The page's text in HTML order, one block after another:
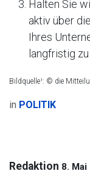
Halten Sie
aktiv über
Ihres
langfristig zu
Bildquelle¹: © die
in POLITIK
Redaktion 8. Mai